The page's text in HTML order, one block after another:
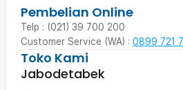
Pembelian Online
Telp : (021) 39 700 200
Customer Service (WA) : 0899 721
Toko Kami
Jabodetabek